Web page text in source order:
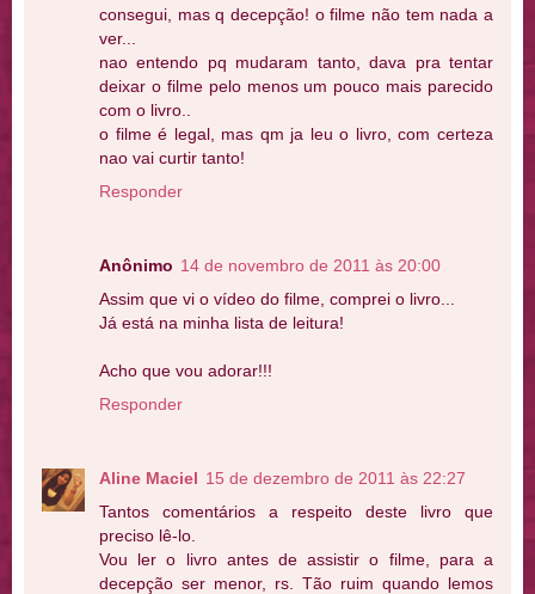
consegui, mas q decepção! o filme não tem nada a
ver...
nao entendo pq mudaram tanto, dava pra tentar
deixar o filme pelo menos um pouco mais parecido
com o livro..
o filme é legal, mas qm ja leu o livro, com certeza
nao vai curtir tanto!
Responder
Anônimo 14 de novembro de 2011 às 20:00
Assim que vi o vídeo do filme, comprei o livro...
Já está na minha lista de leitura!
Acho que vou adorar!!!
Responder
Aline Maciel 15 de dezembro de 2011 às 22:27
Tantos comentários a respeito deste livro que
preciso lê-lo.
Vou ler o livro antes de assistir o filme, para a
decepção ser menor, rs. Tão ruim quando lemos